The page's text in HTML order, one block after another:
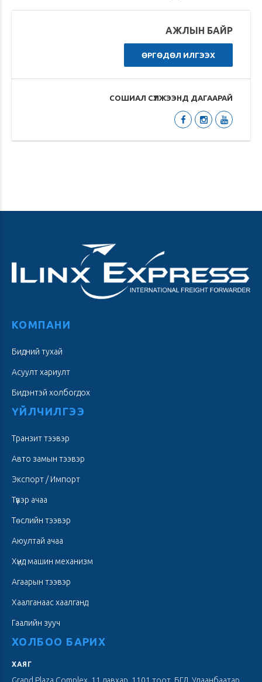
АЖЛЫН БАЙР
ӨРГӨДӨЛ ИЛГЭЭХ
СОШИАЛ СҮЛЖЭЭНД ДАГААРАЙ
КОМПАНИ
Бидний тухай
Асуулт хариулт
Бидэнтэй холбогдох
ҮЙЛЧИЛГЭЭ
Транзит тээвэр
Авто замын тээвэр
Экспорт / Импорт
Түүвэр ачаа
Төслийн тээвэр
Аюултай ачаа
Хүнд машин механизм
Агаарын тээвэр
Хаалганаас хаалганд
Гаалийн зууч
ХОЛБОО БАРИХ
ХАЯГ